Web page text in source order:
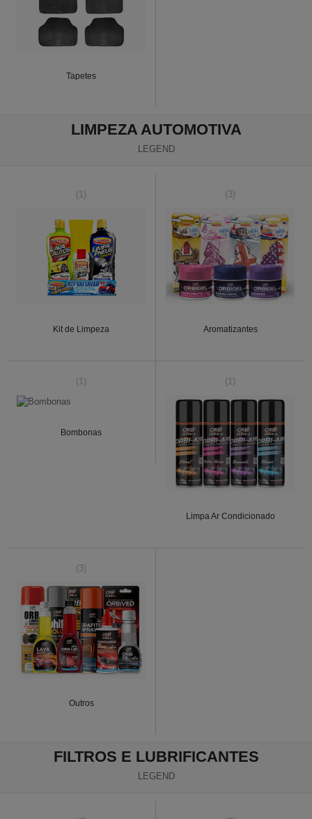
Tapetes
LIMPEZA AUTOMOTIVA
LEGEND
(1)
Kit de Limpeza
(3)
Aromatizantes
(1)
Bombonas
(1)
Limpa Ar Condicionado
(3)
Outros
FILTROS E LUBRIFICANTES
LEGEND